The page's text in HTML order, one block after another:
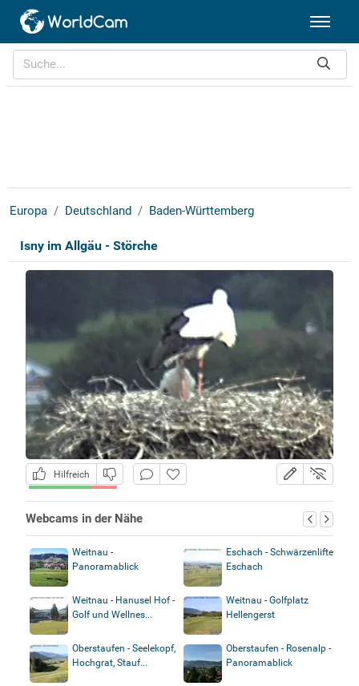
Europa Deutschland Baden-Württemberg
Isny im Allgäu - Störche
Hilfreich
Webcams in der Nähe
Weitnau -
Panoramablick
Eschach - Schwärzenlifte
Eschach
Weitnau - Hanusel Hof -
Golf und Wellnes...
Weitnau - Golfplatz
Hellengerst
Oberstaufen - Seelekopf,
Hochgrat, Stauf...
Oberstaufen - Rosenalp -
Panoramablick